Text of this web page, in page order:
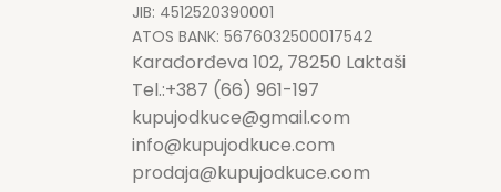
JIB: 4512520390001
ATOS BANK: 5676032500017542
Karađorđeva 102, 78250 Laktaši
Tel.:+387 (66) 961-197
kupujodkuce@gmail.com
info@kupujodkuce.com
prodaja@kupujodkuce.com